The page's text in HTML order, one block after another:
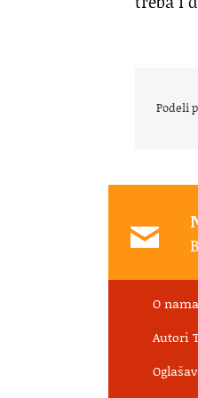
Podeli
O nama
Autori